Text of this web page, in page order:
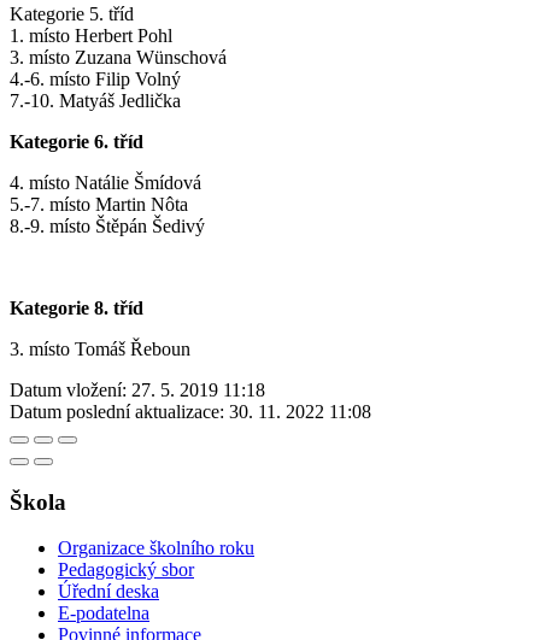
Ka­te­go­rie 5. tříd
1. mís­to Her­bert Po­hl
3. mís­to Zuza­na Wünscho­vá
4.-6. mís­to Fi­lip Vol­ný
7.-10. Ma­ty­áš Jed­lič­ka
Kategorie 6. tříd
4. místo Natálie Šmídová
5.-7. místo Martin Nôta
8.-9. místo Štěpán Šedivý
Kategorie 8. tříd
3. místo Tomáš Řeboun
Datum vložení: 27. 5. 2019 11:18
Datum poslední aktualizace: 30. 11. 2022 11:08
Škola
Organizace školního roku
Pedagogický sbor
Úřední deska
E-podatelna
Povinné informace